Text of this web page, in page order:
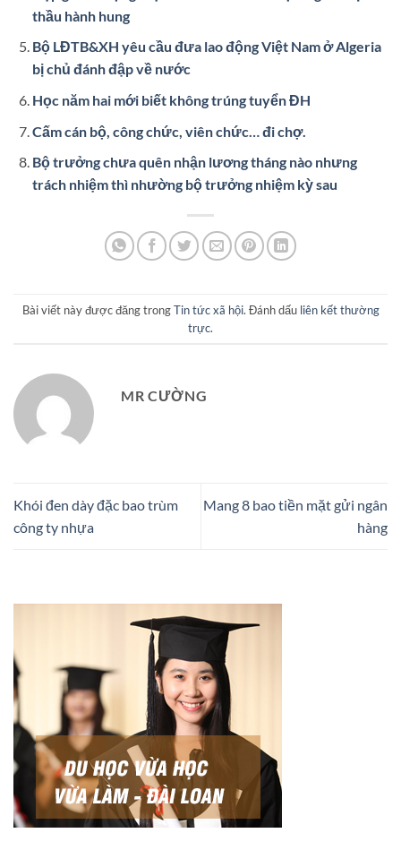
thầu hành hung
Bộ LĐTB&XH yêu cầu đưa lao động Việt Nam ở Algeria
bị chủ đánh đập về nước
Học năm hai mới biết không trúng tuyển ĐH
Cấm cán bộ, công chức, viên chức… đi chợ.
Bộ trưởng chưa quên nhận lương tháng nào nhưng
trách nhiệm thì nhường bộ trưởng nhiệm kỳ sau
Bài viết này được đăng trongTin tức xã hội. Đánh dấu liên kết thường
trực.
MR CƯỜNG
Khói đen dày đặc bao trùm
công ty nhựa
Mang 8 bao tiền mặt gửi ngân
hàng